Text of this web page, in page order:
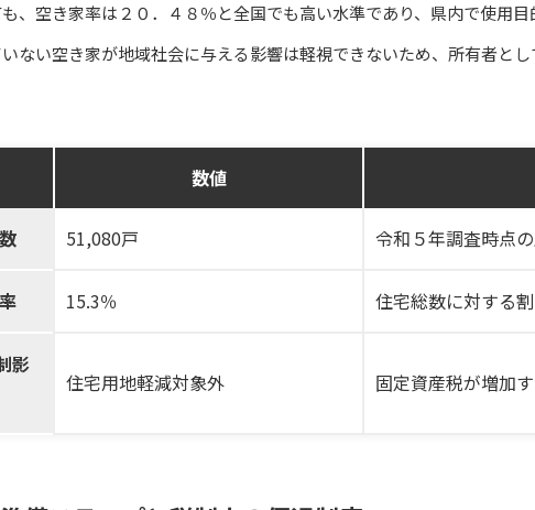
、空き家率は２０．４８％と全国でも高い水準であり、県内で使用
ない空き家が地域社会に与える影響は軽視できないため、所有者と
数値
51,080戸 令和５年調査時点
15.3％ 住宅総数に対する
影
住宅用地軽減対象外 固定資産税が増加